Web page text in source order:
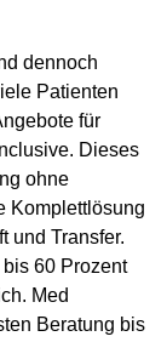
dennoch
Patienten
für
. Dieses
ohne
Komplettlösung
und Transfer.
60 Prozent
Med
Beratung bis